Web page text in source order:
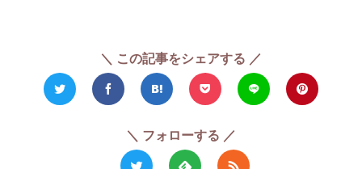
＼ この記事をシェアする ／
＼ フォローする ／